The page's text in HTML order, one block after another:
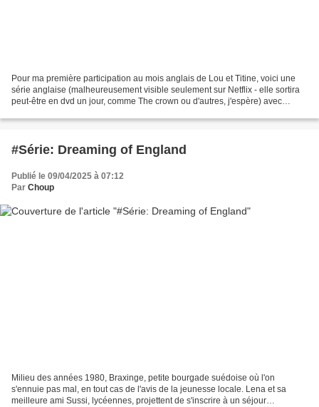
Pour ma première participation au mois anglais de Lou et Titine, voici une
série anglaise (malheureusement visible seulement sur Netflix - elle sortira
peut-être en dvd un jour, comme The crown ou d'autres, j'espère) avec
#Série: Dreaming of England
Publié le 09/04/2025 à 07:12
Par Choup
Milieu des années 1980, Braxinge, petite bourgade suédoise où l'on
s'ennuie pas mal, en tout cas de l'avis de la jeunesse locale. Lena et sa
meilleure ami Sussi, lycéennes, projettent de s'inscrire à un séjour